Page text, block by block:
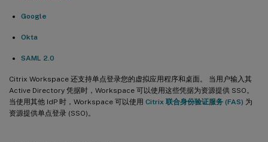
Google
Okta
SAML 2.0
Citrix Workspace 还支持单点登录您的虚拟应用程序和桌面。 当用户输入其
Active Directory 凭据时，Workspace 可以使用这些凭据为资源提供 SSO。
当使用其他 IdP 时，Workspace 可以使用 Citrix 联合身份验证服务 (FAS) 为
资源提供单点登录 (SSO)。